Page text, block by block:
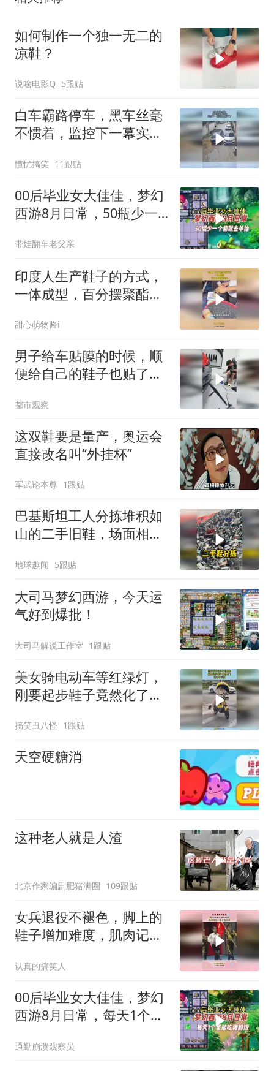
如何制作一个独一无二的
凉鞋？
说啥电影Q 5跟贴
白车霸路停车，黑车丝毫
不惯着，监控下一幕实在
懂忧搞笑 11跟贴
00后毕业女大佳佳，梦幻
西游8月日常，50瓶少一
带娃翻车老父亲
印度人生产鞋子的方式，
一体成型，百分摆聚酯纤
甜心萌物酱i
男子给车贴膜的时候，顺
便给自己的鞋子也贴了
都不是一般人
都市观察
这双鞋要是量产，奥运会
直接改名叫“外挂杯”
军武论本尊 1跟贴
巴基斯坦工人分拣堆积如
山的二手旧鞋，场面相当
地球趣闻 5跟贴
大司马梦幻西游，今天运
气好到爆批！
大司马解说工作室 1跟贴
美女骑电动车等红绿灯，
刚要起步鞋子竟然化了，
搞笑丑八怪 1跟贴
天空硬糖消
这种老人就是人渣
北京作家编剧肥猪满圈 109跟贴
女兵退役不褪色，脚上的
鞋子增加难度，肌肉记忆
认真的搞笑人
00后毕业女大佳佳，梦幻
西游8月日常，每天1个蛋
通勤崩溃观察员